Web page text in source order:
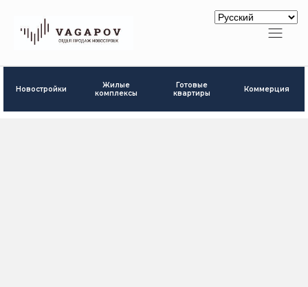
Новостройки
Жилые
комплексы
Готовые
квартиры
Коммерция